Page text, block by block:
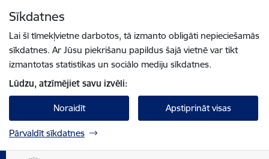
Sīkdatnes
Lai šī tīmekļvietne darbotos, tā izmanto obligāti nepieciešamās
sīkdatnes. Ar Jūsu piekrišanu papildus šajā vietnē var tikt
izmantotas statistikas un sociālo mediju sīkdatnes.
Lūdzu, atzīmējiet savu izvēli:
Noraidīt Apstiprināt visas
Pārvaldīt sīkdatnes